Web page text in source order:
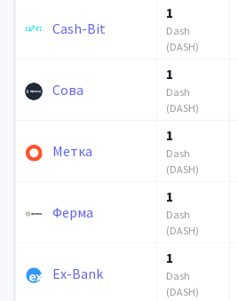
Cash-Bit
1
Dash
(DASH)
Сова
1
Dash
(DASH)
Метка
1
Dash
(DASH)
Ферма
1
Dash
(DASH)
Ex-Bank
1
Dash
(DASH)